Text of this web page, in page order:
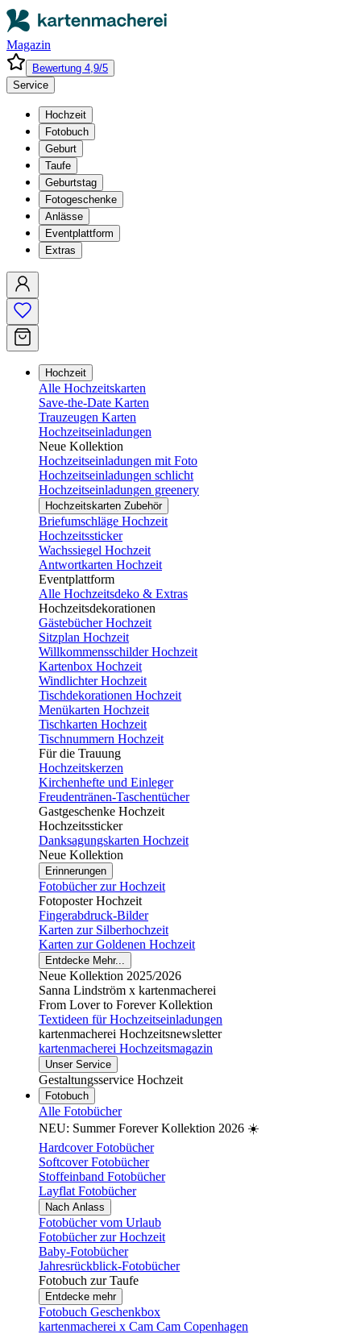
Magazin
Bewertung 4,9/5
Service
Hochzeit
Fotobuch
Geburt
Taufe
Geburtstag
Fotogeschenke
Anlässe
Eventplattform
Extras
Hochzeit
Alle Hochzeitskarten
Save-the-Date Karten
Trauzeugen Karten
Hochzeitseinladungen
Neue Kollektion
Hochzeitseinladungen mit Foto
Hochzeitseinladungen schlicht
Hochzeitseinladungen greenery
Hochzeitskarten Zubehör
Briefumschläge Hochzeit
Hochzeitssticker
Wachssiegel Hochzeit
Antwortkarten Hochzeit
Eventplattform
Alle Hochzeitsdeko & Extras
Hochzeitsdekorationen
Gästebücher Hochzeit
Sitzplan Hochzeit
Willkommensschilder Hochzeit
Kartenbox Hochzeit
Windlichter Hochzeit
Tischdekorationen Hochzeit
Menükarten Hochzeit
Tischkarten Hochzeit
Tischnummern Hochzeit
Für die Trauung
Hochzeitskerzen
Kirchenhefte und Einleger
Freudentränen-Taschentücher
Gastgeschenke Hochzeit
Hochzeitssticker
Danksagungskarten Hochzeit
Neue Kollektion
Erinnerungen
Fotobücher zur Hochzeit
Fotoposter Hochzeit
Fingerabdruck-Bilder
Karten zur Silberhochzeit
Karten zur Goldenen Hochzeit
Entdecke Mehr...
Neue Kollektion 2025/2026
Sanna Lindström x kartenmacherei
From Lover to Forever Kollektion
Textideen für Hochzeitseinladungen
kartenmacherei Hochzeitsnewsletter
kartenmacherei Hochzeitsmagazin
Unser Service
Gestaltungsservice Hochzeit
Fotobuch
Alle Fotobücher
NEU: Summer Forever Kollektion 2026 ☀️
Hardcover Fotobücher
Softcover Fotobücher
Stoffeinband Fotobücher
Layflat Fotobücher
Nach Anlass
Fotobücher vom Urlaub
Fotobücher zur Hochzeit
Baby-Fotobücher
Jahresrückblick-Fotobücher
Fotobuch zur Taufe
Entdecke mehr
Fotobuch Geschenkbox
kartenmacherei x Cam Cam Copenhagen